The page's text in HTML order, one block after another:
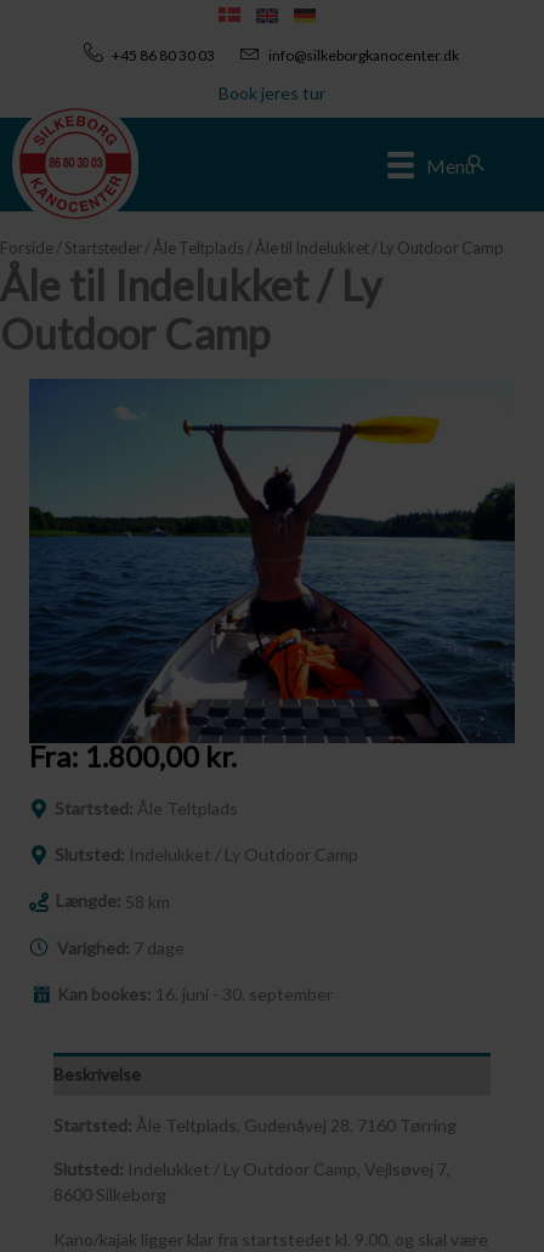
+45 86 80 30 03 info@silkeborgkanocenter.dk
Book jeres tur
Menu
Forside/ Startsteder / Åle Teltplads / Åle til Indelukket / Ly Outdoor Camp
Åle til Indelukket / Ly
Outdoor Camp
Fra: 1.800,00 kr.
Startsted: Åle Teltplads
Slutsted: Indelukket / Ly Outdoor Camp
Længde: 58 km
Varighed: 7 dage
Kan bookes: 16. juni - 30. september
Beskrivelse
Startsted: Åle Teltplads, Gudenåvej 28, 7160 Tørring
Slutsted: Indelukket / Ly Outdoor Camp, Vejlsøvej 7,
8600 Silkeborg
Kano/kajak ligger klar fra startstedet kl. 9.00, og skal være